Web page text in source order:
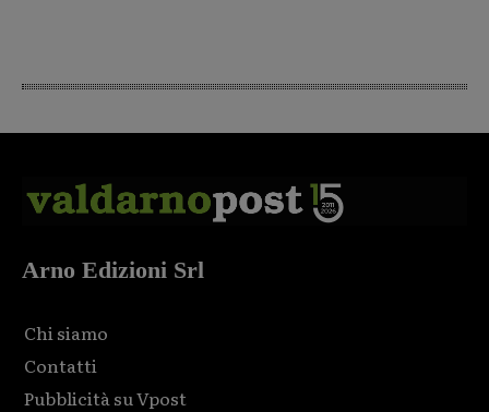
Arno Edizioni Srl
Chi siamo
Contatti
Pubblicità su Vpost